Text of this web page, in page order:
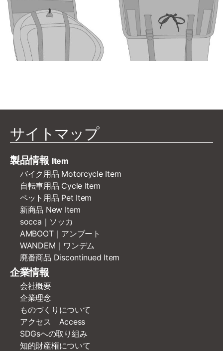
サイトマップ
製品情報 Item
バイク用品 Motorcycle Item
自転車用品 Cycle Item
ペット用品 Pet Item
新商品 New Item
socca｜ソッカ
AMBOOT｜アンブート
WANDEM｜ワンデム
廃番商品 Discontinued Item
企業情報
会社概要
企業理念
ものづくりについて
アクセス Access
SDGsへの取り組み
知的財産権について